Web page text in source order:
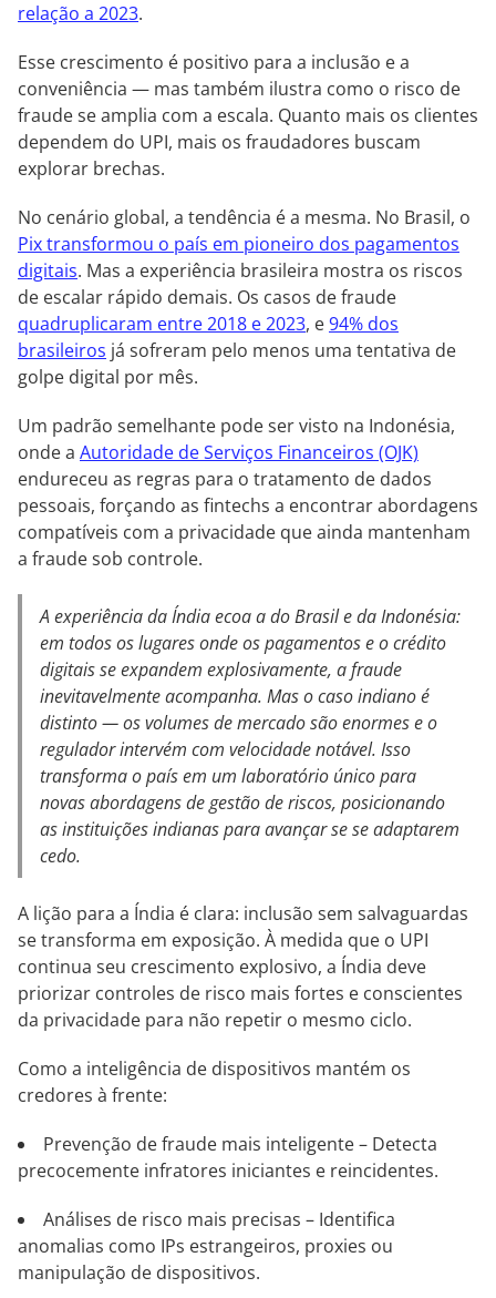
relação a 2023.
Esse crescimento é positivo para a inclusão e a
conveniência — mas também ilustra como o risco de
fraude se amplia com a escala. Quanto mais os clientes
dependem do UPI, mais os fraudadores buscam
explorar brechas.
No cenário global, a tendência é a mesma. No Brasil, o
Pix transformou o país em pioneiro dos pagamentos
digitais. Mas a experiência brasileira mostra os riscos
de escalar rápido demais. Os casos de fraude
quadruplicaram entre 2018 e 2023, e94% dos
brasileiros já sofreram pelo menos uma tentativa de
golpe digital por mês.
Um padrão semelhante pode ser visto na Indonésia,
onde a Autoridade de Serviços Financeiros (OJK)
endureceu as regras para o tratamento de dados
pessoais, forçando as fintechs a encontrar abordagens
compatíveis com a privacidade que ainda mantenham
a fraude sob controle.
A experiência da Índia ecoa a do Brasil e da Indonésia:
em todos os lugares onde os pagamentos e o crédito
digitais se expandem explosivamente, a fraude
inevitavelmente acompanha. Mas o caso indiano é
distinto — os volumes de mercado são enormes e o
regulador intervém com velocidade notável. Isso
transforma o país em um laboratório único para
novas abordagens de gestão de riscos, posicionando
as instituições indianas para avançar se se adaptarem
cedo.
A lição para a Índia é clara: inclusão sem salvaguardas
se transforma em exposição. À medida que o UPI
continua seu crescimento explosivo, a Índia deve
priorizar controles de risco mais fortes e conscientes
da privacidade para não repetir o mesmo ciclo.
Como a inteligência de dispositivos mantém os
credores à frente:
Prevenção de fraude mais inteligente – Detecta
precocemente infratores iniciantes e reincidentes.
Análises de risco mais precisas – Identifica
anomalias como IPs estrangeiros, proxies ou
manipulação de dispositivos.